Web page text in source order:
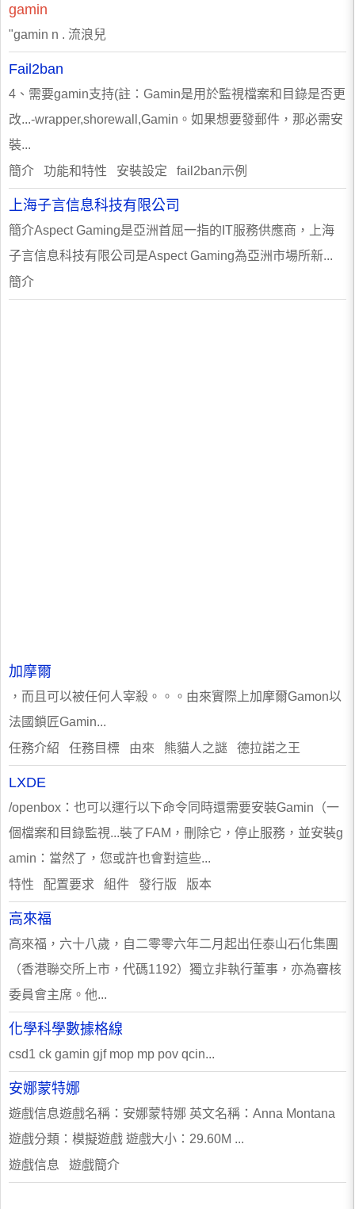
gamin
"gamin n . 流浪兒
Fail2ban
4、需要gamin支持(註：Gamin是用於監視檔案和目錄是否更
改...-wrapper,shorewall,Gamin。如果想要發郵件，那必需安
裝...
簡介 功能和特性 安裝設定 fail2ban示例
上海子言信息科技有限公司
簡介Aspect Gaming是亞洲首屈一指的IT服務供應商，上海
子言信息科技有限公司是Aspect Gaming為亞洲市場所新...
簡介
加摩爾
，而且可以被任何人宰殺。。。由來實際上加摩爾Gamon以
法國鎖匠Gamin...
任務介紹 任務目標 由來 熊貓人之謎 德拉諾之王
LXDE
/openbox：也可以運行以下命令同時還需要安裝Gamin（一
個檔案和目錄監視...裝了FAM，刪除它，停止服務，並安裝g
amin：當然了，您或許也會對這些...
特性 配置要求 組件 發行版 版本
高來福
高來福，六十八歲，自二零零六年二月起出任泰山石化集團
（香港聯交所上市，代碼1192）獨立非執行董事，亦為審核
委員會主席。他...
化學科學數據格線
csd1 ck gamin gjf mop mp pov qcin...
安娜蒙特娜
遊戲信息遊戲名稱：安娜蒙特娜 英文名稱：Anna Montana
遊戲分類：模擬遊戲 遊戲大小：29.60M ...
遊戲信息 遊戲簡介